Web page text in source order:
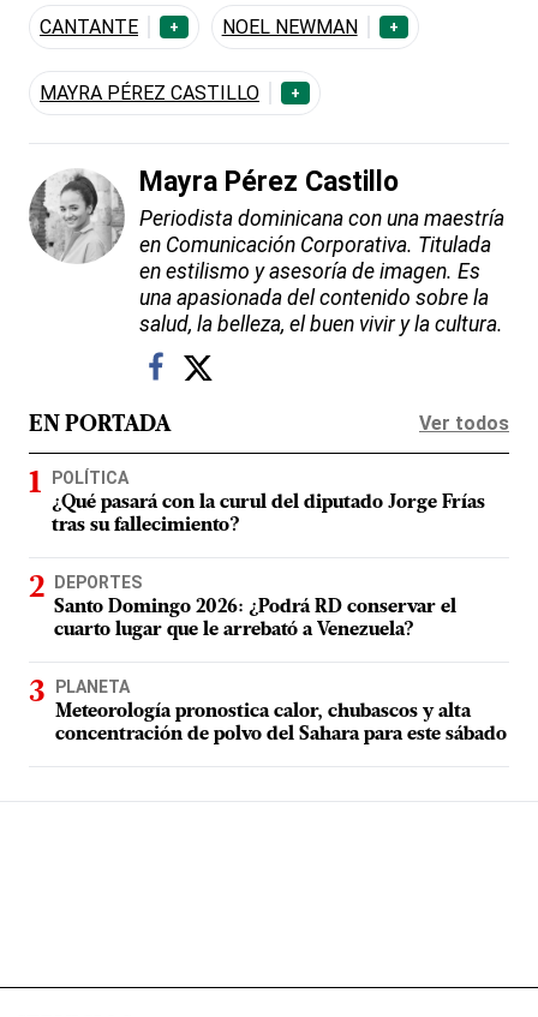
CANTANTE + NOEL NEWMAN +
MAYRA PÉREZ CASTILLO +
Mayra Pérez Castillo
Periodista dominicana con una maestría
en Comunicación Corporativa. Titulada
en estilismo y asesoría de imagen. Es
una apasionada del contenido sobre la
salud, la belleza, el buen vivir y la cultura.
EN PORTADA Ver todos
POLÍTICA
¿Qué pasará con la curul del diputado Jorge Frías
tras su fallecimiento?
DEPORTES
Santo Domingo 2026: ¿Podrá RD conservar el
cuarto lugar que le arrebató a Venezuela?
PLANETA
Meteorología pronostica calor, chubascos y alta
concentración de polvo del Sahara para este sábado